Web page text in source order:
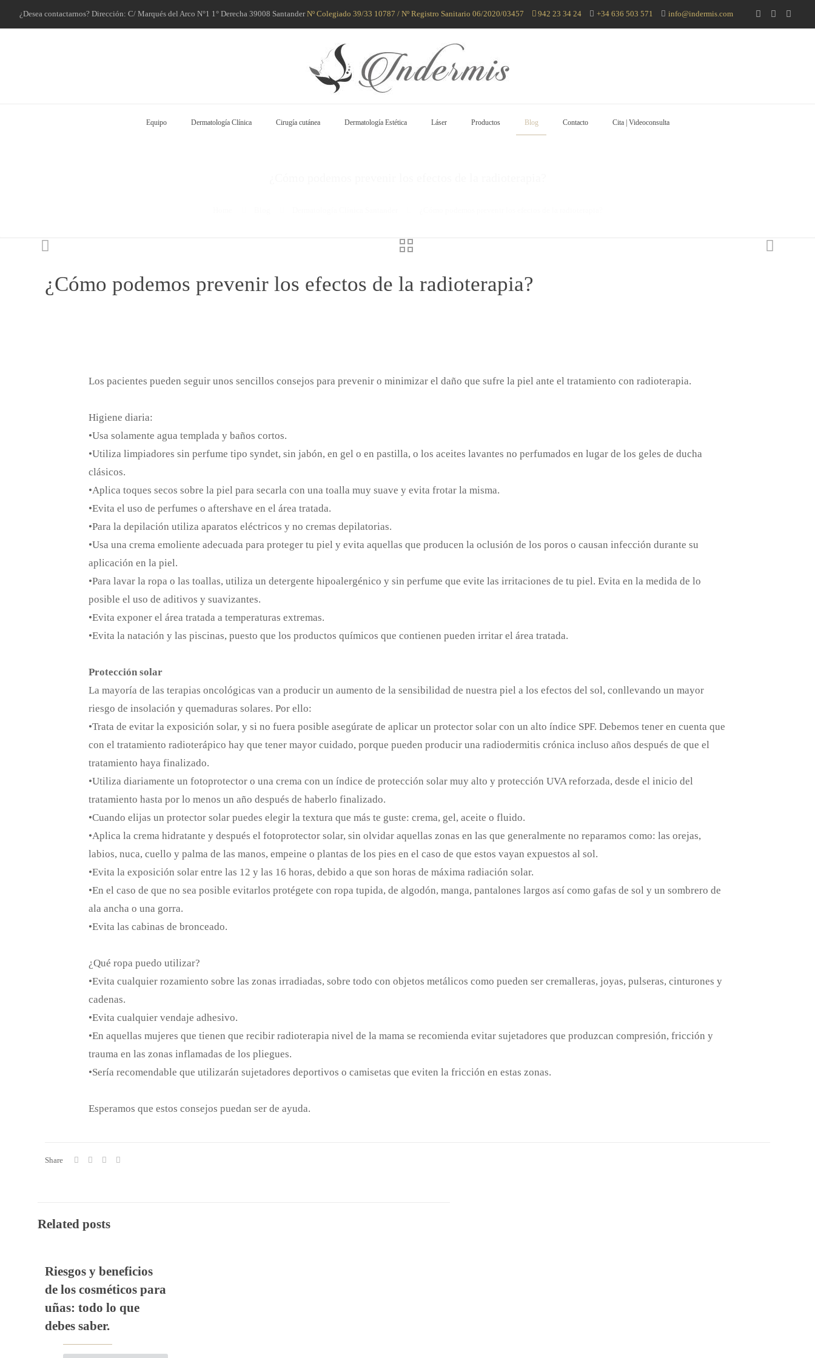
¿Desea contactarnos? Dirección: C/ Marqués del Arco N°1 1° Derecha 39008 SantanderNº Colegiado 39/33 10787 / Nº Registro Sanitario 06/2020/03457 942 23 34 24 +34 636 503 571 info@indermis.com
Equipo Dermatología Clínica Cirugía cutánea Dermatología Estética Láser Productos Blog Contacto Cita | Videoconsulta
¿Cómo podemos prevenir los efectos de la radioterapia?
Los pacientes pueden seguir unos sencillos consejos para prevenir o minimizar el daño que sufre la piel ante el tratamiento con radioterapia.
Higiene diaria:
•Usa solamente agua templada y baños cortos.
•Utiliza limpiadores sin perfume tipo syndet, sin jabón, en gel o en pastilla, o los aceites lavantes no perfumados en lugar de los geles de ducha
clásicos.
•Aplica toques secos sobre la piel para secarla con una toalla muy suave y evita frotar la misma.
•Evita el uso de perfumes o aftershave en el área tratada.
•Para la depilación utiliza aparatos eléctricos y no cremas depilatorias.
•Usa una crema emoliente adecuada para proteger tu piel y evita aquellas que producen la oclusión de los poros o causan infección durante su
aplicación en la piel.
•Para lavar la ropa o las toallas, utiliza un detergente hipoalergénico y sin perfume que evite las irritaciones de tu piel. Evita en la medida de lo
posible el uso de aditivos y suavizantes.
•Evita exponer el área tratada a temperaturas extremas.
•Evita la natación y las piscinas, puesto que los productos químicos que contienen pueden irritar el área tratada.
Protección solar
La mayoría de las terapias oncológicas van a producir un aumento de la sensibilidad de nuestra piel a los efectos del sol, conllevando un mayor
riesgo de insolación y quemaduras solares. Por ello:
•Trata de evitar la exposición solar, y si no fuera posible asegúrate de aplicar un protector solar con un alto índice SPF. Debemos tener en cuenta que
con el tratamiento radioterápico hay que tener mayor cuidado, porque pueden producir una radiodermitis crónica incluso años después de que el
tratamiento haya finalizado.
•Utiliza diariamente un fotoprotector o una crema con un índice de protección solar muy alto y protección UVA reforzada, desde el inicio del
tratamiento hasta por lo menos un año después de haberlo finalizado.
•Cuando elijas un protector solar puedes elegir la textura que más te guste: crema, gel, aceite o fluido.
•Aplica la crema hidratante y después el fotoprotector solar, sin olvidar aquellas zonas en las que generalmente no reparamos como: las orejas,
labios, nuca, cuello y palma de las manos, empeine o plantas de los pies en el caso de que estos vayan expuestos al sol.
•Evita la exposición solar entre las 12 y las 16 horas, debido a que son horas de máxima radiación solar.
•En el caso de que no sea posible evitarlos protégete con ropa tupida, de algodón, manga, pantalones largos así como gafas de sol y un sombrero de
ala ancha o una gorra.
•Evita las cabinas de bronceado.
¿Qué ropa puedo utilizar?
•Evita cualquier rozamiento sobre las zonas irradiadas, sobre todo con objetos metálicos como pueden ser cremalleras, joyas, pulseras, cinturones y
cadenas.
•Evita cualquier vendaje adhesivo.
•En aquellas mujeres que tienen que recibir radioterapia nivel de la mama se recomienda evitar sujetadores que produzcan compresión, fricción y
trauma en las zonas inflamadas de los pliegues.
•Sería recomendable que utilizarán sujetadores deportivos o camisetas que eviten la fricción en estas zonas.
Esperamos que estos consejos puedan ser de ayuda.
Share
Related posts
Riesgos y beneficios
de los cosméticos para
uñas: todo lo que
debes saber.